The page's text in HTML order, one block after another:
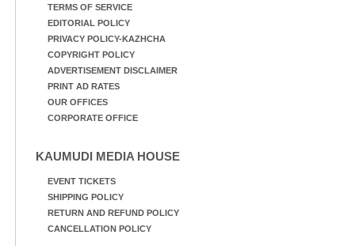
TERMS OF SERVICE
EDITORIAL POLICY
PRIVACY POLICY-KAZHCHA
COPYRIGHT POLICY
ADVERTISEMENT DISCLAIMER
PRINT AD RATES
OUR OFFICES
CORPORATE OFFICE
KAUMUDI MEDIA HOUSE
EVENT TICKETS
SHIPPING POLICY
RETURN AND REFUND POLICY
CANCELLATION POLICY